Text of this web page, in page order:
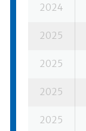
2024
2025
2025
2025
2025